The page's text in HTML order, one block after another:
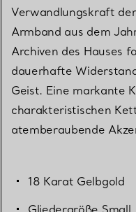
Verwandlungskraft
Armband aus dem
Archiven des Hauses
dauerhafte
Geist. Eine markante
charakteristischen
atemberaubende
18 Karat Gelbgold
Gliedergröße Small